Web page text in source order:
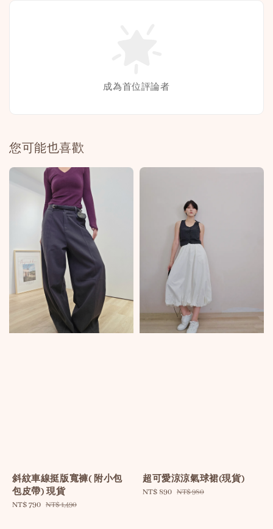
成為首位評論者
您可能也喜歡
斜紋車線挺版寬褲( 附小包
包皮帶) 現貨
Sale
NT$ 790 Regular
NT$ 1,490
超可愛涼涼氣球裙(現貨)
Sale
NT$ 890 Regular
NT$ 980